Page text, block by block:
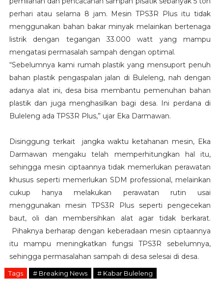
perhari atau selama 8 jam. Mesin TPS3R Plus itu tidak
menggunakan bahan bakar minyak melainkan bertenaga
listrik dengan tegangan 33.000 watt yang mampu
mengatasi permasalah sampah dengan optimal.
“Sebelumnya kami rumah plastik yang mensuport penuh
bahan plastik pengaspalan jalan di Buleleng, nah dengan
adanya alat ini, desa bisa membantu pemenuhan bahan
plastik dan juga menghasilkan bagi desa. Ini perdana di
Buleleng ada TPS3R Plus,” ujar Eka Darmawan.
Disinggung terkait jangka waktu ketahanan mesin, Eka
Darmawan mengaku telah memperhitungkan hal itu,
sehingga mesin ciptaannya tidak memerlukan perawatan
khusus seperti memerlukan SDM professional, melainkan
cukup hanya melakukan perawatan rutin usai
menggunakan mesin TPS3R Plus seperti pengecekan
baut, oli dan membersihkan alat agar tidak berkarat.
Pihaknya berharap dengan keberadaan mesin ciptaannya
itu mampu meningkatkan fungsi TPS3R sebelumnya,
sehingga permasalahan sampah di desa selesai di desa.
Tags # Breaking News # Kabar Buleleng